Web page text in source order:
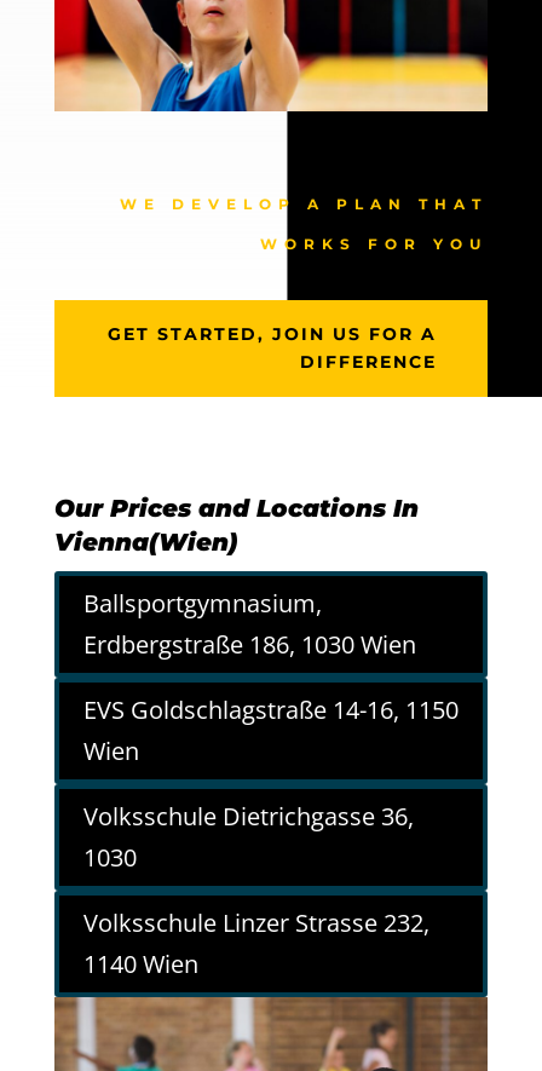
WE DEVELOP A PLAN THAT
WORKS FOR YOU
GET STARTED, JOIN US FOR A
DIFFERENCE
Our Prices and Locations In
Vienna(Wien)
Ballsportgymnasium,
Erdbergstraße 186, 1030 Wien
EVS Goldschlagstraße 14-16, 1150
Wien
Volksschule Dietrichgasse 36,
1030
Volksschule Linzer Strasse 232,
1140 Wien